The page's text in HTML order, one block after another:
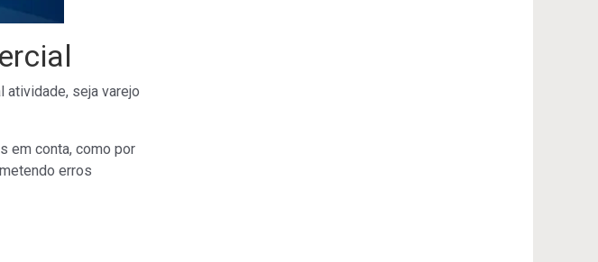
atividade, seja varejo
em conta, como por
erros